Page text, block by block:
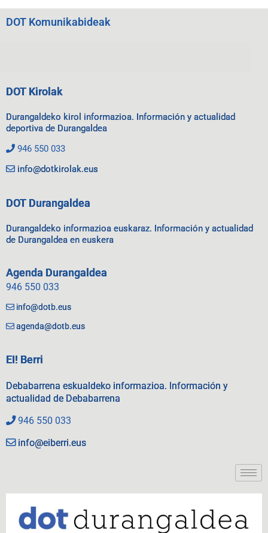
DOT Komunikabideak
DOT Kirolak
Durangaldeko kirol informazioa. Información y actualidad
deportiva de Durangaldea
946 550 033
info@dotkirolak.eus
DOT Durangaldea
Durangaldeko informazioa euskaraz. Información y actualidad
de Durangaldea en euskera
Agenda Durangaldea
946 550 033
info@dotb.eus
agenda@dotb.eus
EI! Berri
Debabarrena eskualdeko informazioa. Información y
actualidad de Debabarrena
946 550 033
info@eiberri.eus